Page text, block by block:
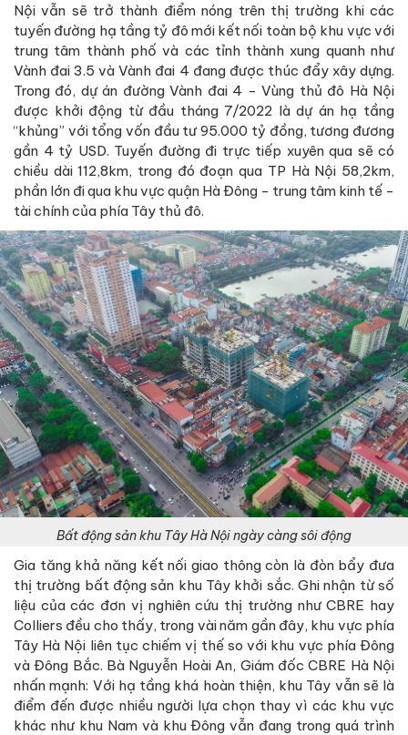
Nội vẫn sẽ trở thành điểm nóng trên thị trường khi các
tuyến đường hạ tầng tỷ đô mới kết nối toàn bộ khu vực với
trung tâm thành phố và các tỉnh thành xung quanh như
Vành đai 3.5 và Vành đai 4 đang được thúc đẩy xây dựng.
Trong đó, dự án đường Vành đai 4 - Vùng thủ đô Hà Nội
được khởi động từ đầu tháng 7/2022 là dự án hạ tầng
“khủng” với tổng vốn đầu tư 95.000 tỷ đồng, tương đương
gần 4 tỷ USD. Tuyến đường đi trực tiếp xuyên qua sẽ có
chiều dài 112,8km, trong đó đoạn qua TP Hà Nội 58,2km,
phần lớn đi qua khu vực quận Hà Đông - trung tâm kinh tế -
tài chính của phía Tây thủ đô.
Bất động sản khu Tây Hà Nội ngày càng sôi động
Gia tăng khả năng kết nối giao thông còn là đòn bẩy đưa
thị trường bất động sản khu Tây khởi sắc. Ghi nhận từ số
liệu của các đơn vị nghiên cứu thị trường như CBRE hay
Colliers đều cho thấy, trong vài năm gần đây, khu vực phía
Tây Hà Nội liên tục chiếm vị thế so với khu vực phía Đông
và Đông Bắc. Bà Nguyễn Hoài An, Giám đốc CBRE Hà Nội
nhấn mạnh: Với hạ tầng khá hoàn thiện, khu Tây vẫn sẽ là
điểm đến được nhiều người lựa chọn thay vì các khu vực
khác như khu Nam và khu Đông vẫn đang trong quá trình